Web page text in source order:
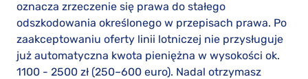
oznacza zrzeczenie się prawa do stałego
odszkodowania określonego w przepisach prawa. Po
zaakceptowaniu oferty linii lotniczej nie przysługuje
już automatyczna kwota pieniężna w wysokości ok.
1100 - 2500 zł (250–600 euro). Nadal otrzymasz